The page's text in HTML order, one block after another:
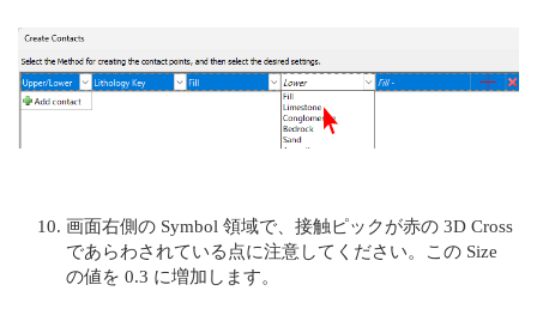
画面右側の Symbol 領域で、接触ピックが赤の 3D Cross
であらわされている点に注意してください。この Size
の値を 0.3 に増加します。